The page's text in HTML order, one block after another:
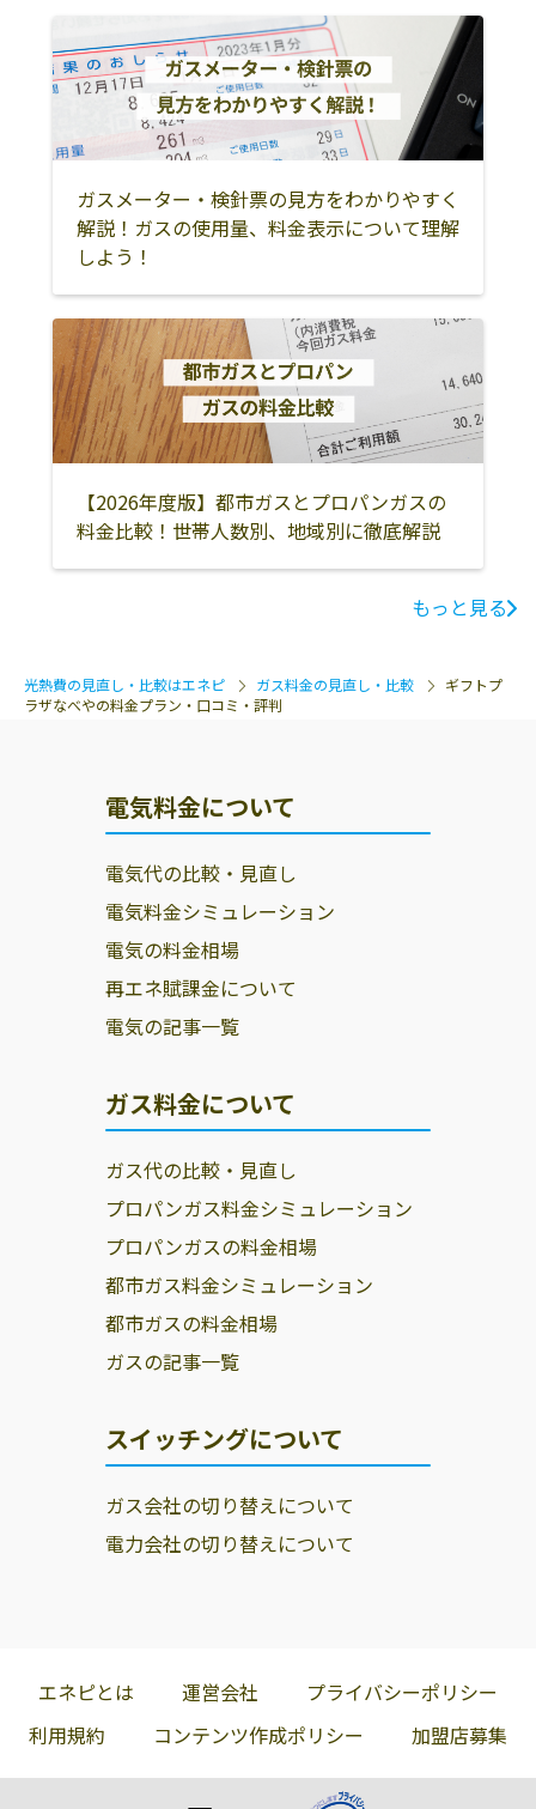
ガスメーター・検針票の見方をわかりやすく
解説！ガスの使用量、料金表示について理解
しよう！
【2026年度版】都市ガスとプロパンガスの
料金比較！世帯人数別、地域別に徹底解説
もっと見る
光熱費の見直し・比較はエネピ ガス料金の見直し・比較
ギフトプ
ラザなべやの料金プラン・口コミ・評判
電気料金について
電気代の比較・見直し
電気料金シミュレーション
電気の料金相場
再エネ賦課金について
電気の記事一覧
ガス料金について
ガス代の比較・見直し
プロパンガス料金シミュレーション
プロパンガスの料金相場
都市ガス料金シミュレーション
都市ガスの料金相場
ガスの記事一覧
スイッチングについて
ガス会社の切り替えについて
電力会社の切り替えについて
エネピとは 運営会社
プライバシーポリシー
利用規約
コンテンツ作成ポリシー 加盟店募集